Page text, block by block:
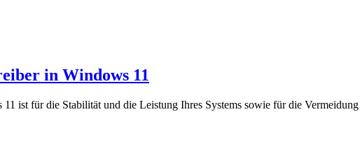
in Windows 11
ist für die Stabilität und die Leistung Ihres Systems sowie für die